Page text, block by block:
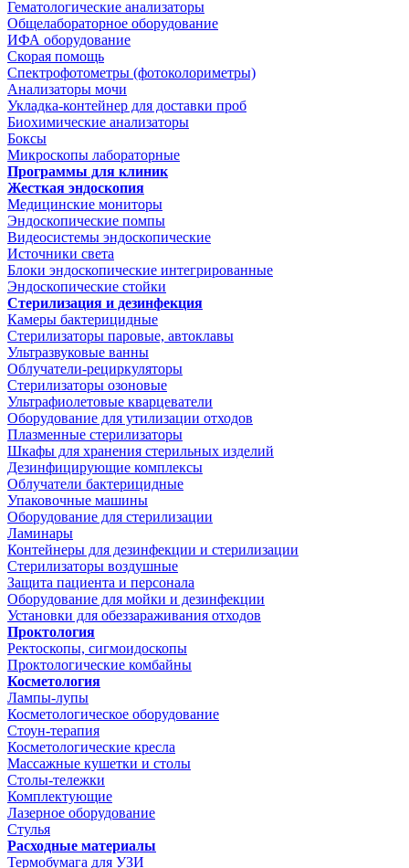
Гематологические анализаторы
Общелабораторное оборудование
ИФА оборудование
Скорая помощь
Спектрофотометры (фотоколориметры)
Анализаторы мочи
Укладка-контейнер для доставки проб
Биохимические анализаторы
Боксы
Микроскопы лабораторные
Программы для клиник
Жесткая эндоскопия
Медицинские мониторы
Эндоскопические помпы
Видеосистемы эндоскопические
Источники света
Блоки эндоскопические интегрированные
Эндоскопические стойки
Стерилизация и дезинфекция
Камеры бактерицидные
Стерилизаторы паровые, автоклавы
Ультразвуковые ванны
Облучатели-рециркуляторы
Стерилизаторы озоновые
Ультрафиолетовые кварцеватели
Оборудование для утилизации отходов
Плазменные стерилизаторы
Шкафы для хранения стерильных изделий
Дезинфицирующие комплексы
Облучатели бактерицидные
Упаковочные машины
Оборудование для стерилизации
Ламинары
Контейнеры для дезинфекции и стерилизации
Стерилизаторы воздушные
Защита пациента и персонала
Оборудование для мойки и дезинфекции
Установки для обеззараживания отходов
Проктология
Ректоскопы, сигмоидоскопы
Проктологические комбайны
Косметология
Лампы-лупы
Косметологическое оборудование
Стоун-терапия
Косметологические кресла
Массажные кушетки и столы
Столы-тележки
Комплектующие
Лазерное оборудование
Стулья
Расходные материалы
Термобумага для УЗИ